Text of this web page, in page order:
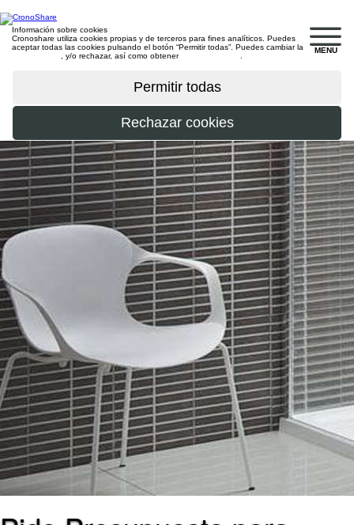
MENU
Información sobre cookies
Cronoshare utiliza cookies propias y de terceros para fines analíticos. Puedes
aceptar todas las cookies pulsando el botón “Permitir todas”. Puedes cambiar la
, y/o rechazar, así como obtener